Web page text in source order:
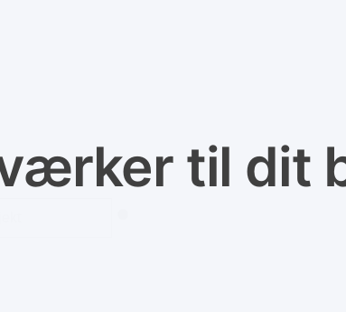
til dit